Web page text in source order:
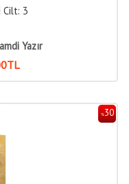
Cilt: 3
Yazır
TL
%30